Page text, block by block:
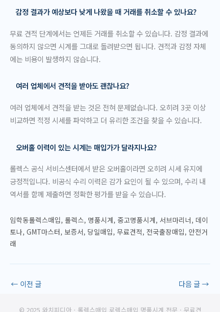
감정 결과가 예상보다 낮게 나왔을 때 거래를 취소할 수 있나요?
무료 견적 단계에서는 언제든 거래를 취소할 수 있습니다. 감정 결과에
동의하지 않으면 시계를 그대로 돌려받으면 됩니다. 견적과 감정 자체
에는 비용이 발생하지 않습니다.
여러 업체에서 견적을 받아도 괜찮나요?
여러 업체에서 견적을 받는 것은 전혀 문제없습니다. 오히려 3곳 이상
비교하면 적정 시세를 파악하고 더 유리한 조건을 찾을 수 있습니다.
오버홀 이력이 있는 시계는 매입가가 달라지나요?
롤렉스 공식 서비스센터에서 받은 오버홀이라면 오히려 시세 유지에
긍정적입니다. 비공식 수리 이력은 감가 요인이 될 수 있으며, 수리 내
역서를 함께 제출하면 정확한 평가를 받을 수 있습니다.
임학동롤렉스매입, 롤렉스, 명품시계, 중고명품시계, 서브마리너, 데이
토나, GMT마스터, 보증서, 당일매입, 무료견적, 전국출장매입, 안전거
래
← 이전 글 다음 글→
© 2025 와치피디아 · 롤렉스매입 로렉스매입 명품시계 전문 · 무료견